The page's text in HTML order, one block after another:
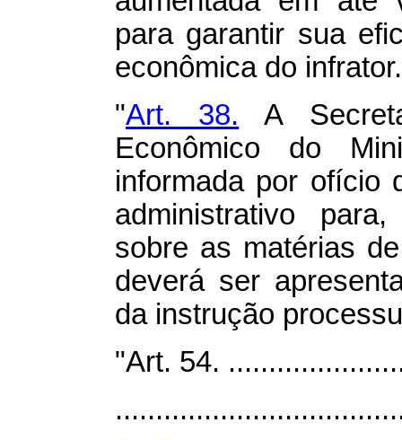
para garantir sua
econômica do
"Art. 38. A
Econômico do
informada por ofício
administrativo
sobre as matérias
deverá ser
da instrução
"Art. 54.